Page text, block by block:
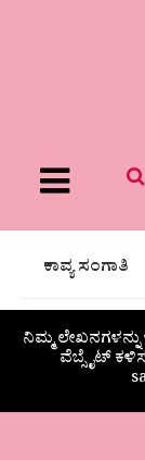
Menu
ಕಾವ್ಯ ಸಂಗಾತಿ
ನಿಮ್ಮ
ವೆಬ್ಸೈಟ್